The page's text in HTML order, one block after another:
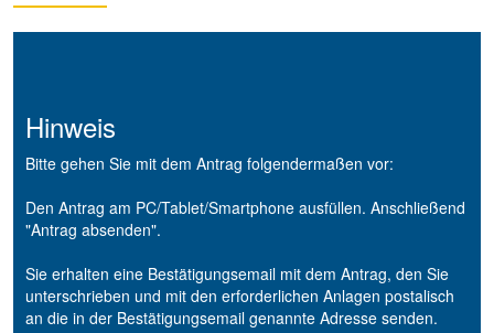
Hinweis
Bitte gehen Sie mit dem Antrag folgendermaßen vor:
Den Antrag am PC/Tablet/Smartphone ausfüllen. Anschließend
"Antrag absenden".
Sie erhalten eine Bestätigungsemail mit dem Antrag, den Sie
unterschrieben und mit den erforderlichen Anlagen postalisch
an die in der Bestätigungsemail genannte Adresse senden.